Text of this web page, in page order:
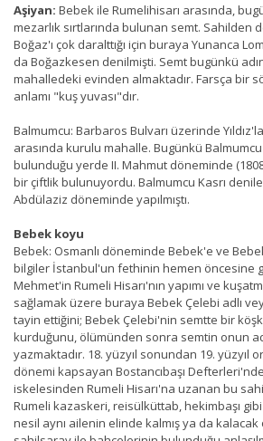
Aşiyan: Bebek ile Rumelihisarı arasında,
mezarlık sırtlarında bulunan semt. Sahilden
Boğaz'ı çok daralttığı için buraya Yunanca
da Boğazkesen denilmişti. Semt bugünkü
mahalledeki evinden almaktadır. Farsça bir
anlamı "kuş yuvası"dır.
Balmumcu: Barbaros Bulvarı üzerinde
arasında kurulu mahalle. Bugünkü
bulunduğu yerde II. Mahmut döneminde
bir çiftlik bulunuyordu. Balmumcu Kasrı
Abdülaziz döneminde yapılmıştı.
Bebek koyu
Bebek: Osmanlı döneminde Bebek'e ve
bilgiler İstanbul'un fethinin hemen öncesine
Mehmet'in Rumeli Hisarı'nın yapımı ve
sağlamak üzere buraya Bebek Çelebi adlı
tayin ettiğini; Bebek Çelebi'nin semtte bir
kurduğunu, ölümünden sonra semtin onun
yazmaktadır. 18. yüzyıl sonundan 19. yüzyıl
dönemi kapsayan Bostancıbaşı
iskelesinden Rumeli Hisarı'na uzanan bu
Rumeli kazaskeri, reisülküttab, hekimbaşı
nesil aynı ailenin elinde kalmış ya da